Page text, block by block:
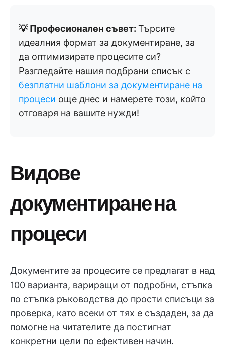
💡 Професионален съвет: Търсите
идеалния формат за документиране, за
да оптимизирате процесите си?
Разгледайте нашия подбрани списък с
безплатни шаблони за документиране на
процеси още днес и намерете този, който
отговаря на вашите нужди!
Видове
документиране на
процеси
Документите за процесите се предлагат в над
100 варианта, вариращи от подробни, стъпка
по стъпка ръководства до прости списъци за
проверка, като всеки от тях е създаден, за да
помогне на читателите да постигнат
конкретни цели по ефективен начин.